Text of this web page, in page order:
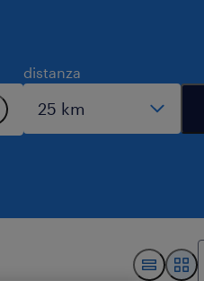
distanza